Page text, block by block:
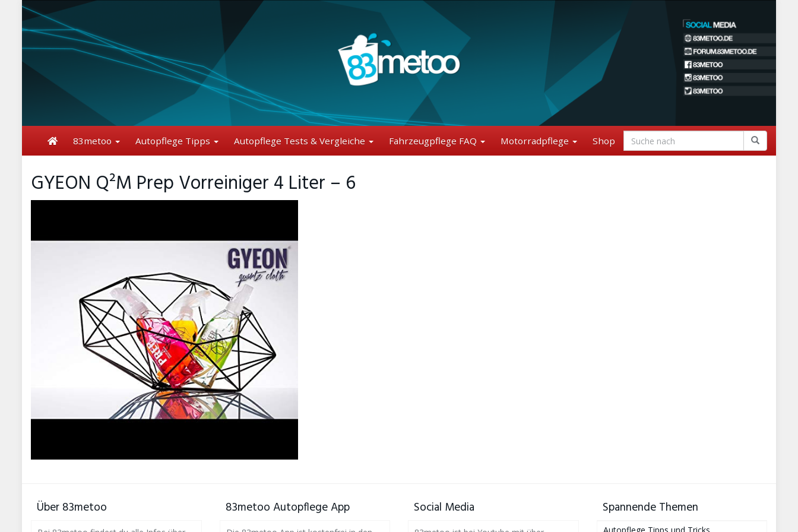
content
83metoo Autopflege Tipps Autopflege Tests & Vergleiche Fahrzeugpflege FAQ Motorradpflege Shop
GYEON Q²M Prep Vorreiniger 4 Liter – 6
Über 83metoo 83metoo Autopflege App Social Media Spannende Themen